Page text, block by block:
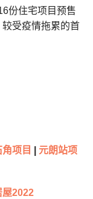
份住宅项目预售
受疫情拖累的首
角项目
元朗站项
屋2022